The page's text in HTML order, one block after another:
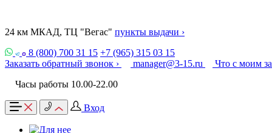
24 км МКАД, ТЦ "Вегас" пункты выдачи ›
8 (800) 700 31 15 +7 (965) 315 03 15
Заказать обратный звонок ›
manager@3-15.ru
Что с моим
Часы работы 10.00-22.00
Вход